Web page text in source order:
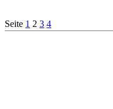
Seite 1 2 3 4